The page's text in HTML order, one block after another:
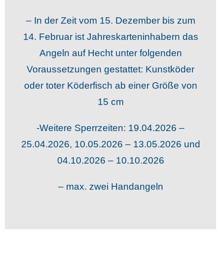
– In der Zeit vom 15. Dezember bis zum
14. Februar ist Jahreskarteninhabern das
Angeln auf Hecht unter folgenden
Voraussetzungen gestattet: Kunstköder
oder toter Köderfisch ab einer Größe von
15 cm
-Weitere Sperrzeiten: 19.04.2026 –
25.04.2026, 10.05.2026 – 13.05.2026 und
04.10.2026 – 10.10.2026
– max. zwei Handangeln